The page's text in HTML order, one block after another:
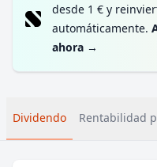
desde 1 € y
automáticamente.
ahora →
Dividendo Rentabilidad